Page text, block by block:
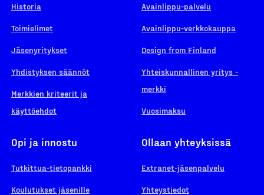
Historia
Toimielimet
Jäsenyritykset
Yhdistyksen säännöt
Merkkien kriteerit ja
käyttöehdot
Avainlippu-palvelu
Avainlippu-verkkokauppa
Design from Finland
Yhteiskunnallinen yritys -
merkki
Vuosimaksu
Opi ja innostu
Tutkittua-tietopankki
Koulutukset jäsenille
Ollaan yhteyksissä
Extranet-jäsenpalvelu
Yhteystiedot